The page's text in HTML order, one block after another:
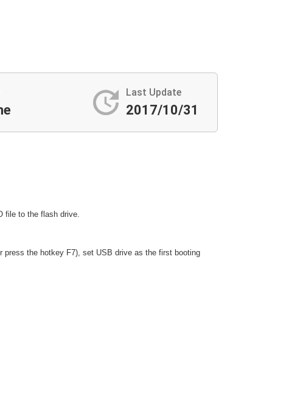
update Last Update
2017/10/31
file to the flash drive.
press the hotkey F7), set USB drive as the first booting